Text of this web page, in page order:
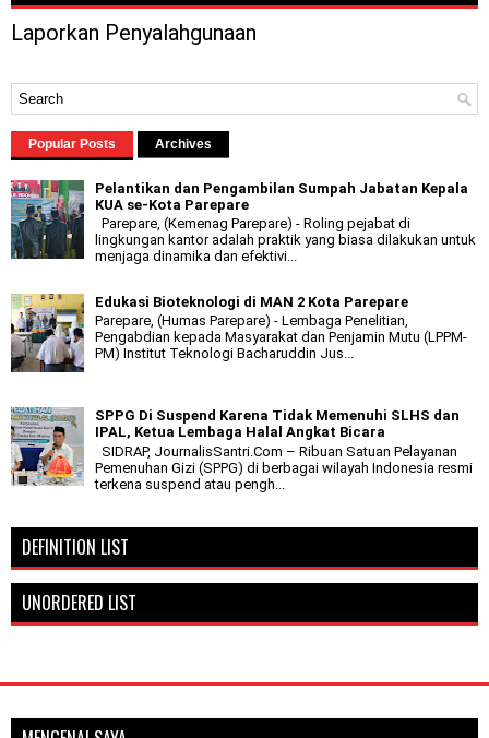
Laporkan Penyalahgunaan
Popular Posts Archives
Pelantikan dan Pengambilan Sumpah Jabatan Kepala
KUA se-Kota Parepare
Parepare, (Kemenag Parepare) - Roling pejabat di
lingkungan kantor adalah praktik yang biasa dilakukan untuk
menjaga dinamika dan efektivi...
Edukasi Bioteknologi di MAN 2 Kota Parepare
Parepare, (Humas Parepare) - Lembaga Penelitian,
Pengabdian kepada Masyarakat dan Penjamin Mutu (LPPM-
PM) Institut Teknologi Bacharuddin Jus...
SPPG Di Suspend Karena Tidak Memenuhi SLHS dan
IPAL, Ketua Lembaga Halal Angkat Bicara
SIDRAP, JournalisSantri.Com – Ribuan Satuan Pelayanan
Pemenuhan Gizi (SPPG) di berbagai wilayah Indonesia resmi
terkena suspend atau pengh...
DEFINITION LIST
UNORDERED LIST